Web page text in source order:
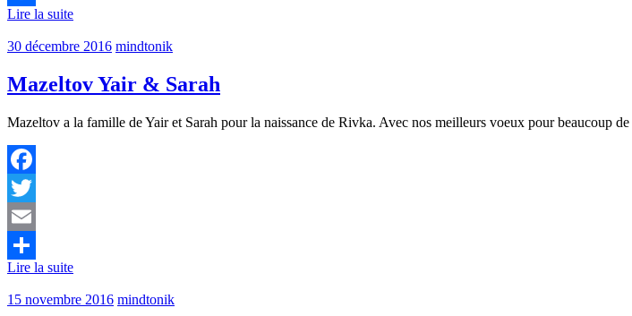
Partager
Lire la suite
30 décembre 2016 mindtonik
Mazeltov Yair & Sarah
Mazeltov a la famille de Yair et Sarah pour la naissance de Rivka. Avec nos meilleurs voeux pour beaucoup de
Facebook
Twitter
Email
Partager
Lire la suite
15 novembre 2016 mindtonik